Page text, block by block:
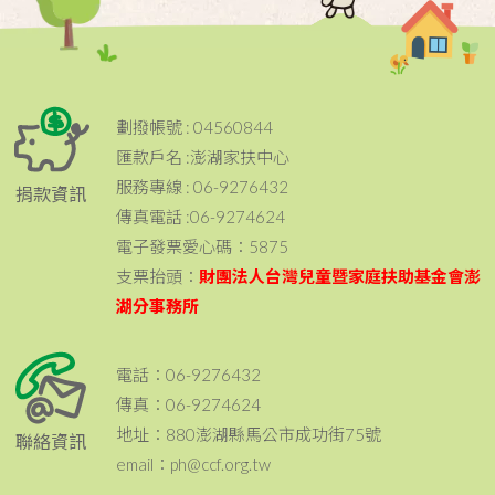
捐款資訊
劃撥帳號 : 04560844
匯款戶名 :澎湖家扶中心
服務專線 : 06-9276432
傳真電話 :06-9274624
電子發票愛心碼：5875
支票抬頭： 財團法人台灣兒童暨家庭扶助基金會澎
湖分事務所
聯絡資訊
電話：06-9276432
傳真：06-9274624
地址：880澎湖縣馬公市成功街75號
email：ph@ccf.org.tw